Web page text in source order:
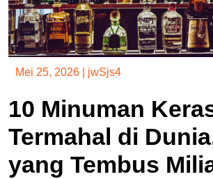
Mei 25, 2026 jwSjs4
10 Minuman
Termahal di
yang Tembus